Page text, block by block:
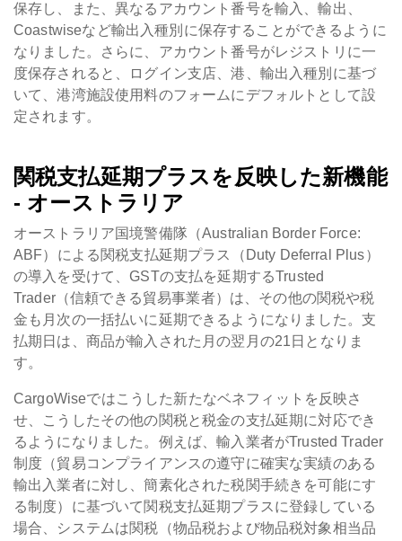
保存し、また、異なるアカウント番号を輸入、輸出、
Coastwiseなど輸出入種別に保存することができるように
なりました。さらに、アカウント番号がレジストリに一
度保存されると、ログイン支店、港、輸出入種別に基づ
いて、港湾施設使用料のフォームにデフォルトとして設
定されます。
関税支払延期プラスを反映した新機能
- オーストラリア
オーストラリア国境警備隊（Australian Border Force:
ABF）による関税支払延期プラス（Duty Deferral Plus）
の導入を受けて、GSTの支払を延期するTrusted
Trader（信頼できる貿易事業者）は、その他の関税や税
金も月次の一括払いに延期できるようになりました。支
払期日は、商品が輸入された月の翌月の21日となりま
す。
CargoWiseではこうした新たなベネフィットを反映さ
せ、こうしたその他の関税と税金の支払延期に対応でき
るようになりました。例えば、輸入業者がTrusted Trader
制度（貿易コンプライアンスの遵守に確実な実績のある
輸出入業者に対し、簡素化された税関手続きを可能にす
る制度）に基づいて関税支払延期プラスに登録している
場合、システムは関税（物品税および物品税対象相当品